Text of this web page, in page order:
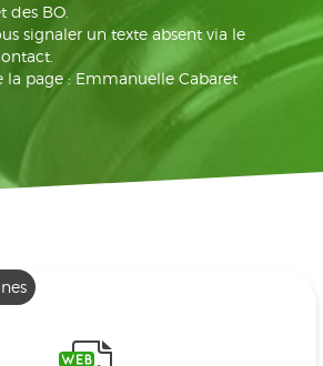
des BO.
signaler un texte absent via le
la page : Emmanuelle Cabaret